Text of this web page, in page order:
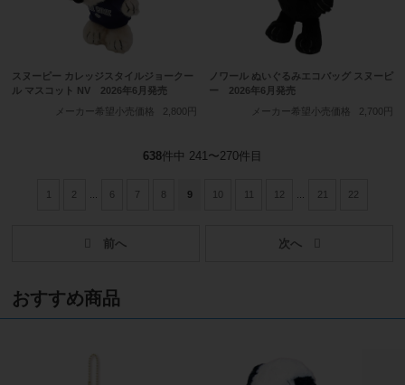
スヌーピー カレッジスタイルジョークー
ル マスコット NV 2026年6月発売
メーカー希望小売価格
2,800円
ノワール ぬいぐるみエコバッグ スヌーピ
ー 2026年6月発売
メーカー希望小売価格
2,700円
638件中 241〜270件目
1 2 6 7 8 9 10 11 12 21 22
おすすめ商品